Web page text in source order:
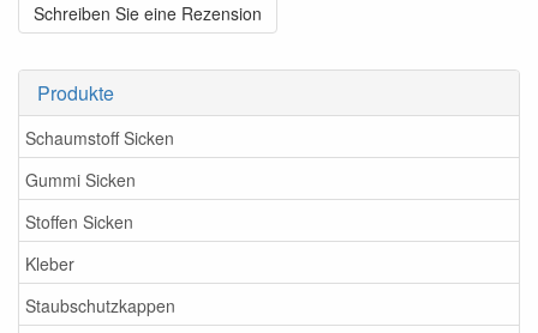
Produkte
Schaumstoff Sicken
Gummi Sicken
Stoffen Sicken
Kleber
Staubschutzkappen
Schreiben Sie eine Rezension